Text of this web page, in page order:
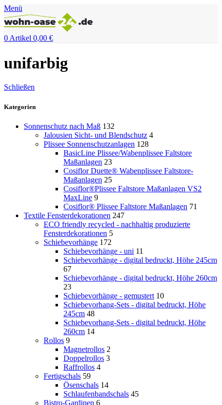
Menü
0Artikel 0,00 €
unifarbig
Schließen
Kategorien
Sonnenschutz nach Maß 132
Jalousien Sicht- und Blendschutz 4
Plissee Sonnenschutzanlagen 128
BasicLine Plissee/Wabenplissee Faltstore
Maßanlagen 23
Cosiflor Duette® Wabenplissee Faltstore-
Maßanlagen 25
Cosiflor®Plissee Faltstore Maßanlagen VS2
MaxLine 9
Cosiflor® Plissee Faltstore Maßanlagen 71
Textile Fensterdekorationen 247
ECO friendly recycled - nachhaltig produzierte
Fensterdekorationen 5
Schiebevorhänge 172
Schiebevorhänge - uni 11
Schiebevorhänge - digital bedruckt, Höhe 245cm
67
Schiebevorhänge - digital bedruckt, Höhe 260cm
23
Schiebevorhänge - gemustert 10
Schiebevorhang-Sets - digital bedruckt, Höhe
245cm 48
Schiebevorhang-Sets - digital bedruckt, Höhe
260cm 14
Rollos 9
Magnetrollos 2
Doppelrollos 3
Raffrollos 4
Fertigschals 59
Ösenschals 14
Schlaufenbandschals 45
Bistro-Gardinen 6